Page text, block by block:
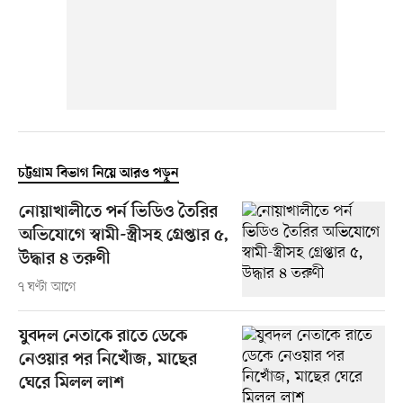
চট্টগ্রাম বিভাগ নিয়ে আরও পড়ুন
নোয়াখালীতে পর্ন ভিডিও তৈরির
অভিযোগে স্বামী-স্ত্রীসহ গ্রেপ্তার ৫,
উদ্ধার ৪ তরুণী
৭ ঘণ্টা আগে
যুবদল নেতাকে রাতে ডেকে
নেওয়ার পর নিখোঁজ, মাছের
ঘেরে মিলল লাশ